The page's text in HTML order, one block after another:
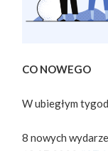
CO NOWEGO
W ubiegłym
8 nowych